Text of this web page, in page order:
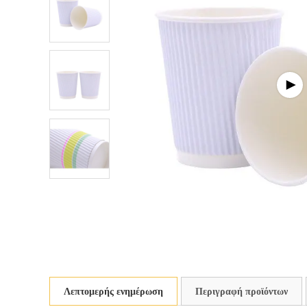
Λεπτομερής ενημέρωση Περιγραφή προϊόντων